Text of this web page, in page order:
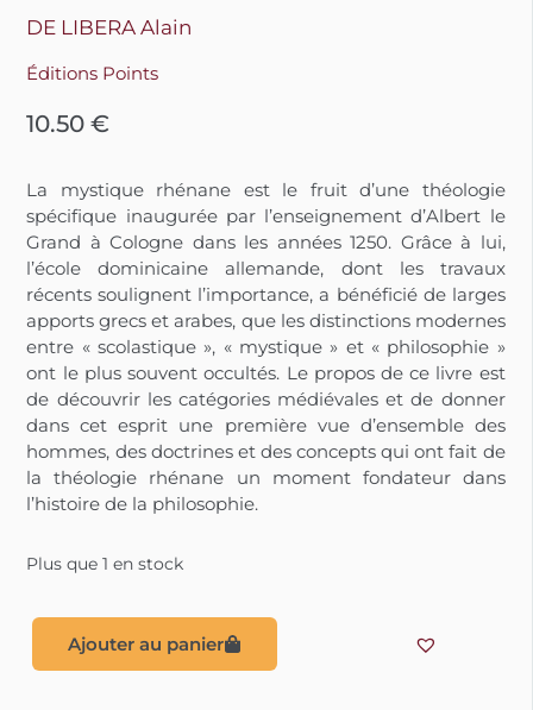
DE LIBERA Alain
Éditions Points
10.50€
La mystique rhénane est le fruit d’une théologie
spécifique inaugurée par l’enseignement d’Albert le
Grand à Cologne dans les années 1250. Grâce à lui,
l’école dominicaine allemande, dont les travaux
récents soulignent l’importance, a bénéficié de larges
apports grecs et arabes, que les distinctions modernes
entre « scolastique », « mystique » et « philosophie »
ont le plus souvent occultés. Le propos de ce livre est
de découvrir les catégories médiévales et de donner
dans cet esprit une première vue d’ensemble des
hommes, des doctrines et des concepts qui ont fait de
la théologie rhénane un moment fondateur dans
l’histoire de la philosophie.
Plus que 1 en stock
Ajouter au panier